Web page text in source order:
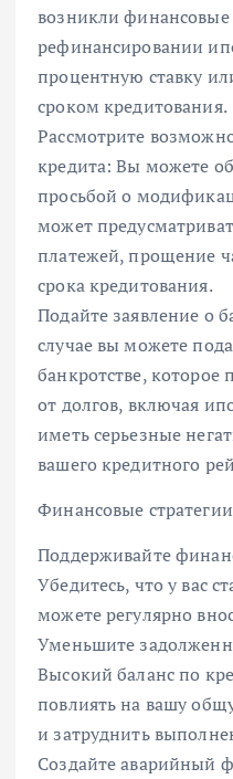
возникли
рефинансировании
процентную ставку
сроком кредитования.
Рассмотрите
кредита: Вы можете
просьбой о
может
платежей, прощение
срока кредитования.
Подайте заявление о
случае вы можете
банкротстве, которое
от долгов, включая
иметь серьезные
вашего кредитного
Финансовые
Поддерживайте
Убедитесь, что у вас
можете регулярно
Уменьшите
Высокий баланс по
повлиять на вашу
и затруднить
Создайте аварийный